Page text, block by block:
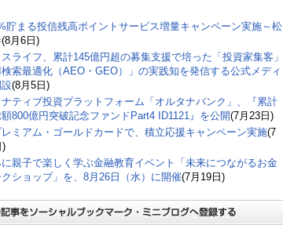
貯まる投信残高ポイントサービス増量キャンペーン実施～松
(8月6日)
スライフ、累計145億円超の募集支援で培った「投資家集客」
検索最適化（AEO・GEO）」の実践知を発信する公式メディ
(8月5日)
ティブ投資プラットフォーム「オルタナバンク」、『累計
800億円突破記念ファンドPart4 ID1121』を公開(7月23日)
ミアム・ゴールドカードで、積立応援キャンペーン実施(7
)
親子で楽しく学ぶ金融教育イベント「未来につながるお金
ショップ」を、8月26日（水）に開催(7月19日)